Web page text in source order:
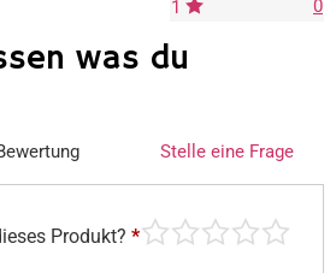
1
0
was du
Stelle eine Frage
Produkt? *